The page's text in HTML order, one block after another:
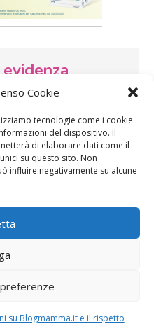
Cookie
tecnologie come i cookie
del dispositivo. Il
di elaborare dati come il
su questo sito. Non
influire negativamente su alcune
su Blogmamma.it e il rispetto
gravidanza